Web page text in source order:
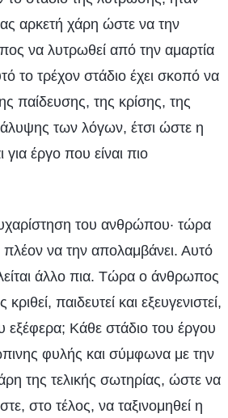
αρκετή χάρη ώστε να την
να λυτρωθεί από την αμαρτία
το τρέχον στάδιο έχει σκοπό να
παίδευσης, της κρίσης, της
των λόγων, έτσι ώστε η
έργο που είναι πιο
του ανθρώπου· τώρα
να την απολαμβάνει. Αυτό
άλλο πια. Τώρα ο άνθρωπος
παιδευτεί και εξευγενιστεί,
εξέφερα; Κάθε στάδιο του έργου
φυλής και σύμφωνα με την
της τελικής σωτηρίας, ώστε να
στο τέλος, να ταξινομηθεί η